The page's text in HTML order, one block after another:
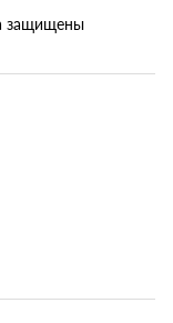
защищены